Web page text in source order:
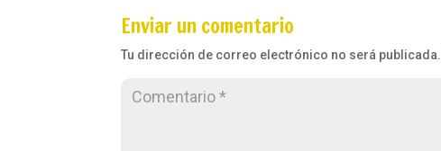
Enviar un comentario
Tu dirección de correo electrónico no será publicada.